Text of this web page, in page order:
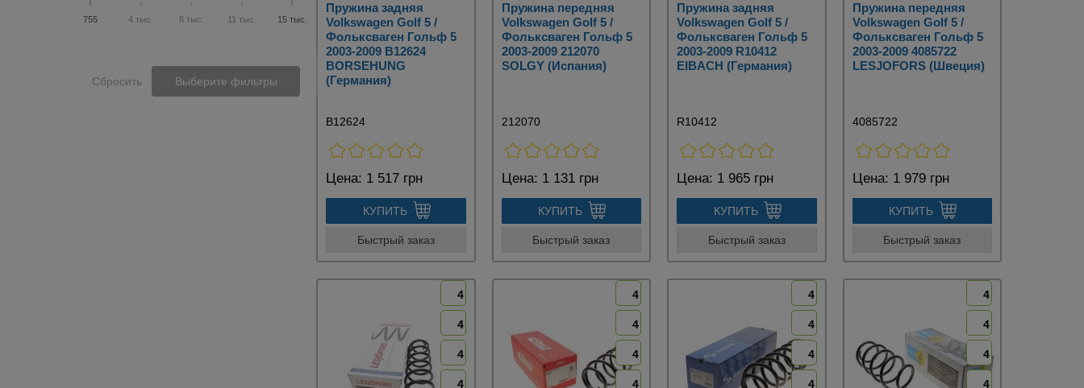
755 4 тыс. 8 тыс. 11 тыс. 15 тыс.
Сбросить Выберите фильтры
Пружина задняя
Volkswagen Golf 5 /
Фольксваген Гольф 5
2003-2009 B12624
BORSEHUNG
(Германия)
B12624
Цена: 1 517 грн
КУПИТЬ
Быстрый заказ
Пружина передняя
Volkswagen Golf 5 /
Фольксваген Гольф 5
2003-2009 212070
SOLGY (Испания)
212070
Цена: 1 131 грн
КУПИТЬ
Быстрый заказ
Пружина задняя
Volkswagen Golf 5 /
Фольксваген Гольф 5
2003-2009 R10412
EIBACH (Германия)
R10412
Цена: 1 965 грн
КУПИТЬ
Быстрый заказ
Пружина передняя
Volkswagen Golf 5 /
Фольксваген Гольф 5
2003-2009 4085722
LESJOFORS (Швеция)
4085722
Цена: 1 979 грн
КУПИТЬ
Быстрый заказ
4
4
4
4
4
4
4
4
4
4
4
4
4
4
4
4